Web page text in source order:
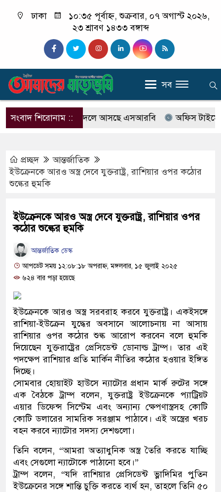
ঢাকা
১০:৩৫ পূর্বাহ্ন, শুক্রবার, ০৭ অগাস্ট ২০২৬,
২৩ শ্রাবণ ১৪৩৩ বঙ্গাব্দ
সব
সংবাদ শিরোনাম ::
র‍্যাবের নাম বদলে আসছে এসআরবি অফিস টাইমে
প্রচ্ছদ
আন্তর্জাতিক
ইউক্রেনকে আরও অস্ত্র দেবে যুক্তরাষ্ট্র, রাশিয়ার ওপর কঠোর
শুল্কের হুমকি
ইউক্রেনকে আরও অস্ত্র দেবে যুক্তরাষ্ট্র, রাশিয়ার ওপর
কঠোর শুল্কের হুমকি
আন্তর্জাতিক ডেস্ক
আপডেট সময় ১২:০৮:১৮ অপরাহ্ন, মঙ্গলবার, ১৫ জুলাই ২০২৫
৬২৪ বার পড়া হয়েছে
ইউক্রেনকে আরও অস্ত্র সরবরাহ করবে যুক্তরাষ্ট্র। একইসঙ্গে
রাশিয়া-ইউক্রেন যুদ্ধের অবসানে আলোচনায় না আসায়
রাশিয়ার ওপর কঠোর শুল্ক আরোপ করবেন বলে হুমকি
দিয়েছেন যুক্তরাষ্ট্রের প্রেসিডেন্ট ডোনাল্ড ট্রাম্প। তার এই
পদক্ষেপ রাশিয়ার প্রতি মার্কিন নীতির কঠোর হওয়ার ইঙ্গিত
দিচ্ছে।
সোমবার হোয়াইট হাউসে ন্যাটোর প্রধান মার্ক রুটের সঙ্গে
এক বৈঠকে ট্রাম্প বলেন, যুক্তরাষ্ট্র ইউক্রেনকে প্যাট্রিয়ট
এয়ার ডিফেন্স সিস্টেম এবং অন্যান্য ক্ষেপণাস্ত্রসহ কোটি
কোটি ডলারের সামরিক সরঞ্জাম পাঠাবে। এই অস্ত্রের খরচ
বহন করবে ন্যাটোর সদস্য দেশগুলো।
তিনি বলেন, “আমরা অত্যাধুনিক অস্ত্র তৈরি করতে যাচ্ছি
এবং সেগুলো ন্যাটোকে পাঠানো হবে।”
ট্রাম্প বলেন, “যদি রাশিয়ার প্রেসিডেন্ট ভ্লাদিমির পুতিন
ইউক্রেনের সঙ্গে শান্তি চুক্তি করতে ব্যর্থ হন, তাহলে তিনি ৫০